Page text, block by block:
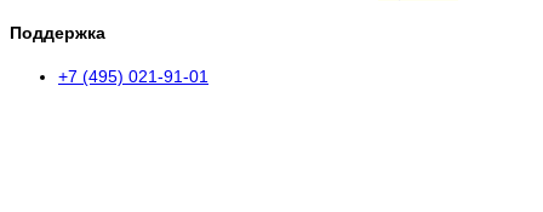
Поддержка
+7 (495) 021-91-01